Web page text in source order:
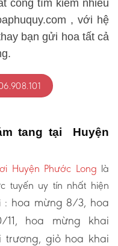
công tìm kiếm nhiều
, với hệ
bạn gửi hoa tất cả
tang tại Huyện
Huyện Phước Long là
tuyến uy tín nhất hiện
: hoa mừng 8/3, hoa
hoa mừng khai
trương, giỏ hoa khai